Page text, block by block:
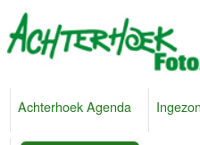
Achterhoek Agenda